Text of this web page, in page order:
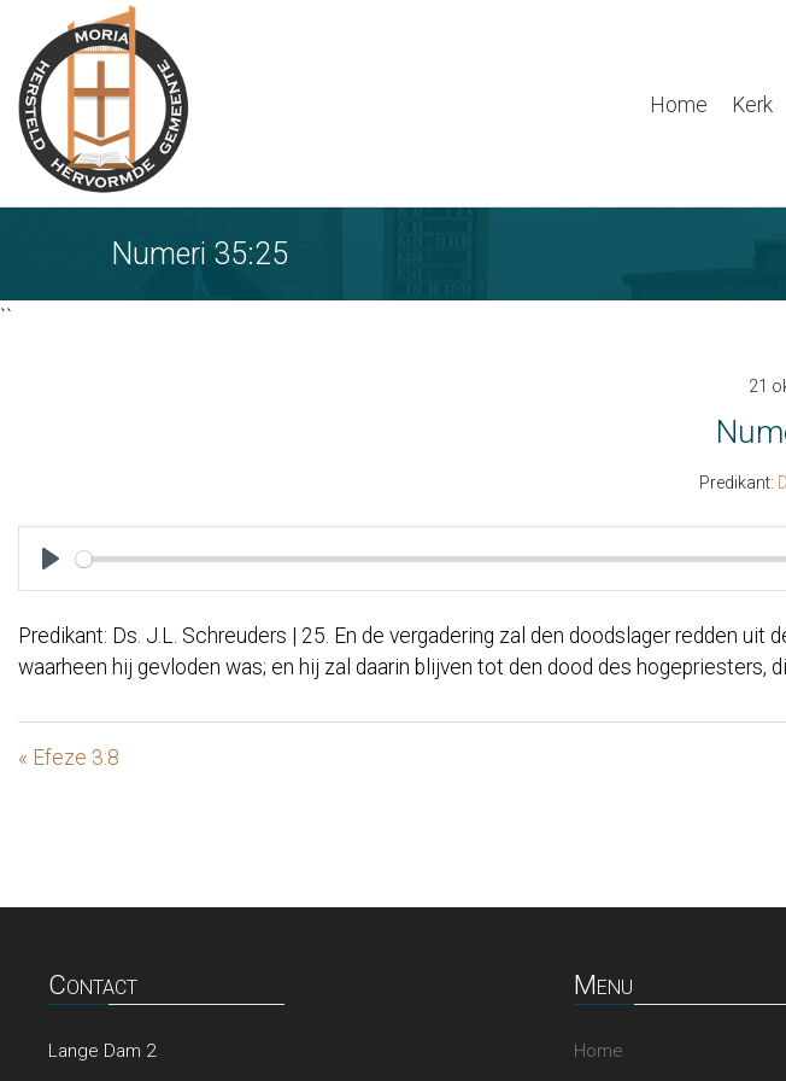
tekst
Home
Kerk
Numeri 35:25
``
21
Predikant:
Play
Predikant: Ds. J.L. Schreuders | 25. En de vergadering zal den doodslager redden
waarheen hij gevloden was; en hij zal daarin blijven tot den dood des hogepriesters,
« Efeze 3:8
Contact
Lange Dam 2
Menu
Home